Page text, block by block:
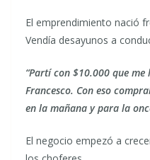
El emprendimiento nació
Vendía desayunos a
“Partí con $10.000 que
Francesco. Con eso
en la mañana y para la
El negocio empezó a